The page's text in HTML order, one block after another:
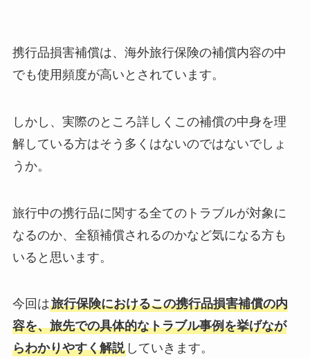
携行品損害補償は、海外旅行保険の補償内容の中
でも使用頻度が高いとされています。
しかし、実際のところ詳しくこの補償の中身を理
解している方はそう多くはないのではないでしょ
うか。
旅行中の携行品に関する全てのトラブルが対象に
なるのか、全額補償されるのかなど気になる方も
いると思います。
今回は旅行保険におけるこの携行品損害補償の内
容を、旅先での具体的なトラブル事例を挙げなが
らわかりやすく解説していきます。